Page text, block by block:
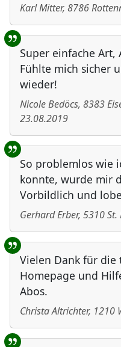
Karl Mitter, 8786
Super einfache Art,
Fühlte mich sicher
wieder!
Nicole Bedöcs, 8383
23.08.2019
So problemlos wie
konnte, wurde mir
Vorbildlich und
Gerhard Erber, 5310St.
Vielen Dank für
Homepage und
Abos.
Christa Altrichter, 1210